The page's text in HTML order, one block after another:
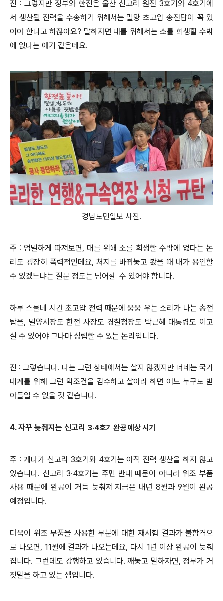
진 : 그렇지만 정부와 한전은 울산 신고리 원전 3호기와 4호기에
서 생산될 전력을 수송하기 위해서는 밀양 초고압 송전탑이 꼭 있
어야 한다고 하잖아요? 말하자면 대를 위해서는 소를 희생할 수밖
에 없다는 얘기 같은데요.
경남도민일보 사진.
주 : 엄밀하게 따져보면, 대를 위해 소를 희생할 수밖에 없다는 논
리도 굉장히 폭력적인데요, 처지를 바꿔놓고 봤을 때 내가 용인할
수 있겠느냐는 질문 정도는 넘어설 수 있어야 합니다.
하루 스물네 시간 초고압 전력 때문에 웅웅 우는 소리가 나는 송전
탑을, 밀양시장도 한전 사장도 경찰청장도 박근혜 대통령도 이고
살 수 있어야 그나마 성립할 수 있는 논리입니다.
진 : 그렇습니다. 나는 그런 상태에서는 살지 않겠지만 너네는 국가
대계를 위해 그런 악조건을 감수하고 살아라 하면 어느 누구도 받
아들일 수 없을 것 같습니다.
4. 자꾸 늦춰지는 신고리 3·4호기 완공 예상 시기
주 : 게다가 신고리 3호기와 4호기는 아직 전력 생산을 하지 않고
있습니다. 신고리 3·4호기는 주민 반대 때문이 아니라 위조 부품
사용 때문에 완공이 거듭 늦춰져 지금은 내년 8월과 9월이 완공
예정입니다.
더욱이 위조 부품을 사용한 부분에 대한 재시험 결과가 불합격으
로 나오면, 11월에 결과가 나오는데요, 다시 1년 이상 완공이 늦춰
집니다. 그런데도 강행하고 있습니다. 깨놓고 말하자면, 정부가 거
짓말을 하고 있는 셈입니다.